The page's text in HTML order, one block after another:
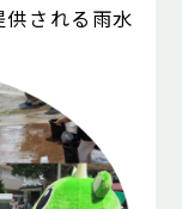
される雨水